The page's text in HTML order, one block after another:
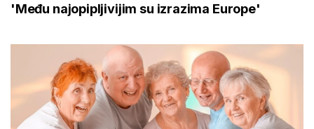
'Među najopipljivijim su izrazima Europe'